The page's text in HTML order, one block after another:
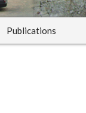
Publications